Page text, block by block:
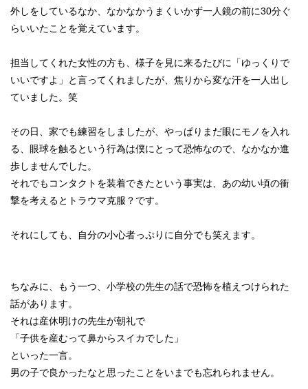
外しをしているなか、なかなかうまくいかず一人鏡の前に30分ぐ
らいいたことを覚えています。
担当してくれた女性の方も、様子を見に来るたびに「ゆっくりで
いいですよ」と言ってくれましたが、焦りから変な汗を一人出し
ていました。笑
その日、家でも練習をしましたが、やっぱりまだ眼にモノを入れ
る、眼球を触るという行為は僕にとって恐怖なので、なかなか進
歩しませんでした。
それでもコンタクトを装着できたという事実は、あの幼い頃の衝
撃を考えるとトラウマ克服？です。
それにしても、自分の小心者っぷりに自分でも笑えます。
ちなみに、もう一つ、小学校の先生の話で恐怖を植えつけられた
話があります。
それは産休明けの先生が朝礼で
「子供を産むって鼻からスイカでした」
といった一言。
男の子で良かったなと思ったことをいまでも忘れられません。